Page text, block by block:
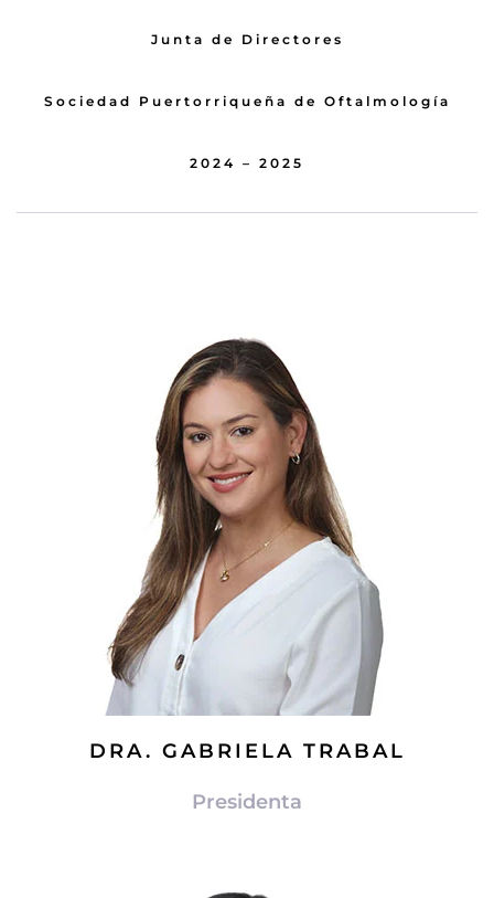
Junta de Directores
Sociedad Puertorriqueña de Oftalmología
2024 – 2025
DRA. GABRIELA TRABAL
Presidenta